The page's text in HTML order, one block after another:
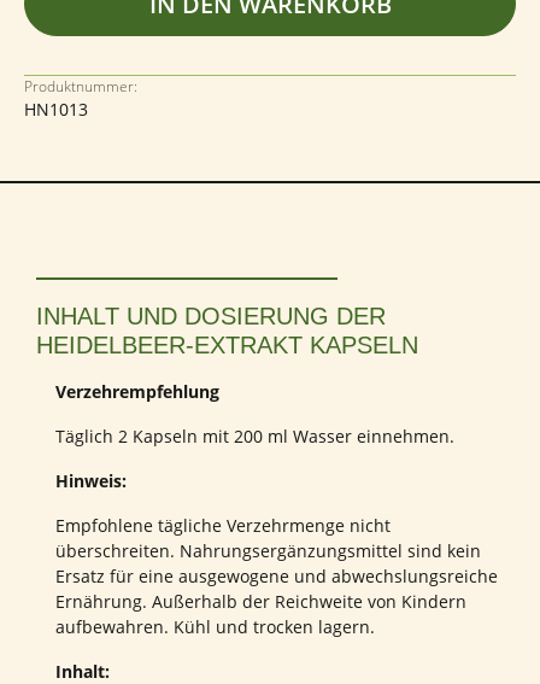
Produktnummer:
HN1013
INHALT UND DOSIERUNG DER
HEIDELBEER-EXTRAKT KAPSELN
Verzehrempfehlung
Täglich 2 Kapseln mit 200 ml Wasser einnehmen.
Hinweis:
Empfohlene tägliche Verzehrmenge nicht
überschreiten. Nahrungsergänzungsmittel sind kein
Ersatz für eine ausgewogene und abwechslungsreiche
Ernährung. Außerhalb der Reichweite von Kindern
aufbewahren. Kühl und trocken lagern.
Inhalt: